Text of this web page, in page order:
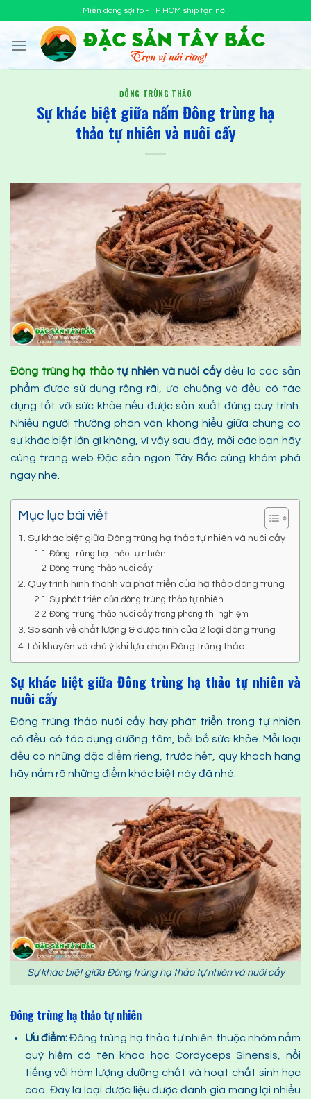
nội
Miến dong sợi to - TP HCM ship tận nơi!
ĐÔNG TRÙNG THẢO
Sự khác biệt giữa nấm Đông trùng hạ
thảo tự nhiên và nuôi cấy
Đông trùng hạ thảotự nhiên và nuôi cấyđều là các sản
phẩm được sử dụng rộng rãi, ưa chuộng và đều có tác
dụng tốt với sức khỏe nếu được sản xuất đúng quy trình.
Nhiều người thường phân vân không hiểu giữa chúng có
sự khác biệt lớn gì không, vì vậy sau đây, mời các bạn hãy
cùng trang web Đặc sản ngon Tây Bắc cùng khám phá
ngay nhé.
Mục lục bài viết
Sự khác biệt giữa Đông trùng hạ thảo tự nhiên và nuôi cấy
Đông trùng hạ thảo tự nhiên
Đông trùng thảo nuôi cấy
Quy trình hình thành và phát triển của hạ thảo đông trùng
Sự phát triển của đông trùng thảo tự nhiên
Đông trùng thảo nuôi cấy trong phòng thí nghiệm
So sánh về chất lượng & dược tính của 2 loại đông trùng
Lời khuyên và chú ý khi lựa chọn Đông trùng thảo
Sự khác biệt giữa Đông trùng hạ thảo tự nhiên và
nuôi cấy
Đông trùng thảo nuôi cấy hay phát triển trong tự nhiên
có đều có tác dụng dưỡng tâm, bồi bổ sức khỏe. Mỗi loại
đều có những đặc điểm riêng, trước hết, quý khách hàng
hãy nắm rõ những điểm khác biệt này đã nhé.
Sự khác biệt giữa Đông trùng hạ thảo tự nhiên và nuôi cấy
Đông trùng hạ thảo tự nhiên
Ưu điểm:Đông trùng hạ thảo tự nhiên thuộc nhóm nấm
quý hiếm có tên khoa học Cordyceps Sinensis, nổi
tiếng với hàm lượng dưỡng chất và hoạt chất sinh học
cao. Đây là loại dược liệu được đánh giá mang lại nhiều